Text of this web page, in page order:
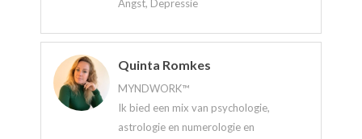
Angst, Depressie
Quinta Romkes
MYNDWORK™
Ik bied een mix van psychologie,
astrologie en numerologie en